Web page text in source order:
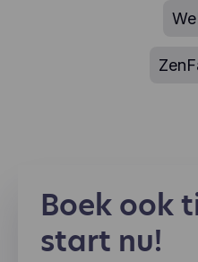
Boek ook
start nu!